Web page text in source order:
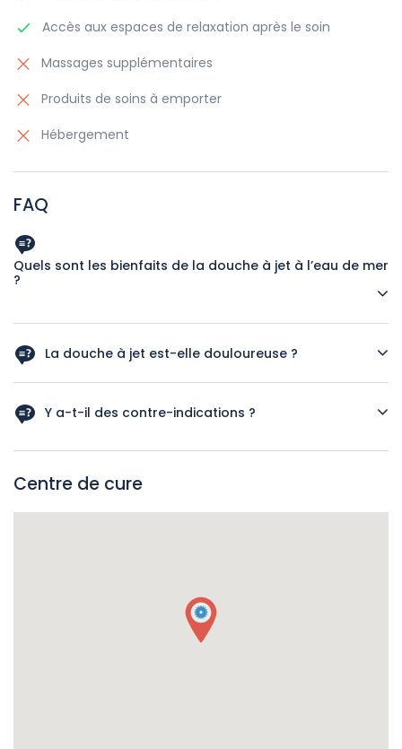
Accès aux espaces de relaxation après le soin
Massages supplémentaires
Produits de soins à emporter
Hébergement
FAQ
Quels sont les bienfaits de la douche à jet à l’eau de mer
?
aide à la récupération musculaire.
La douche à jet est-elle douloureuse ?
chacun.Y a-t-il des contre-indications ?
Elle est déconseillée aux personnes souffrant de problèmes
Centre de cure